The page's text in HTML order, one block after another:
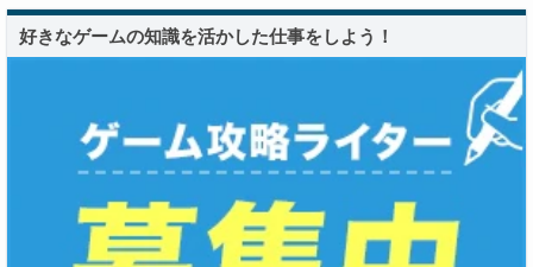
好きなゲームの知識を活かした仕事をしよう！